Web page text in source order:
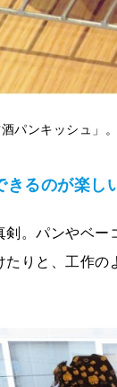
パンキッシュ」
きるのが楽し
剣。パンやベ
たりと、工作